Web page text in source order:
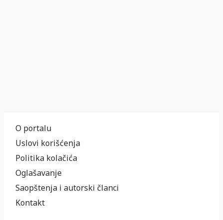
O portalu
Uslovi korišćenja
Politika kolačića
Oglašavanje
Saopštenja i autorski članci
Kontakt